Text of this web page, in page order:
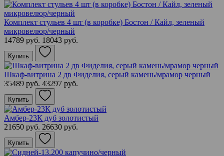
Комплект стульев 4 шт (в коробке) Бостон / Кайл, зеленый
микровелюр/черный
14789 руб. 18043 руб.
Купить
Шкаф-витрина 2 дв Фиделия, серый камень/мрамор черный
35489 руб. 43297 руб.
Купить
Амбер-23К дуб золотистый
21650 руб. 26630 руб.
Купить